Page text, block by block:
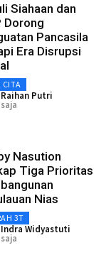
Siahaan dan
Dorong
Pancasila
Era Disrupsi
CITA
Raihan Putri
Nasution
Tiga Prioritas
Nias
3T
Indra Widyastuti